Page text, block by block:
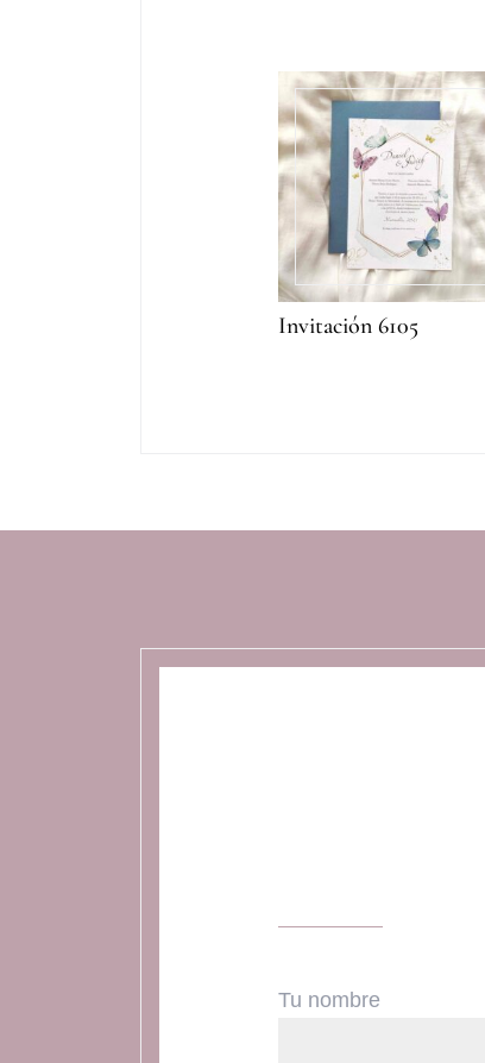
Invitación 6105
Tu nombre